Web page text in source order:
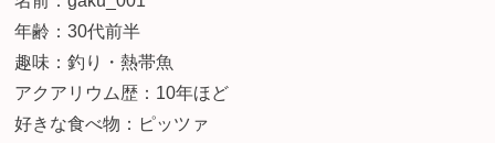
年齢：30代前半
趣味：釣り・熱帯魚
アクアリウム歴：10年ほど
好きな食べ物：ピッツァ